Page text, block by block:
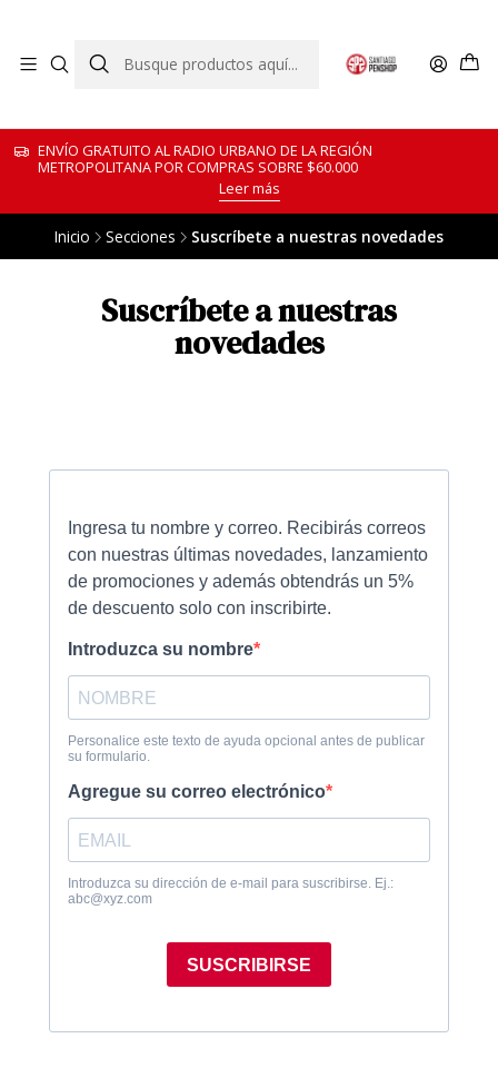
ENVÍO GRATUITO AL RADIO URBANO DE LA REGIÓN
METROPOLITANA POR COMPRAS SOBRE $60.000
Leer más
Inicio Secciones Suscríbete a nuestras novedades
Suscríbete a nuestras
novedades